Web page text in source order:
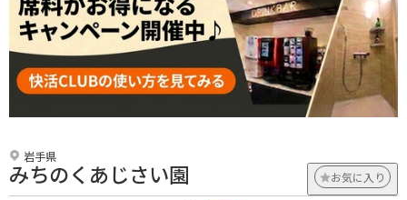
岩手県
みちのくあじさい園 お気に入り